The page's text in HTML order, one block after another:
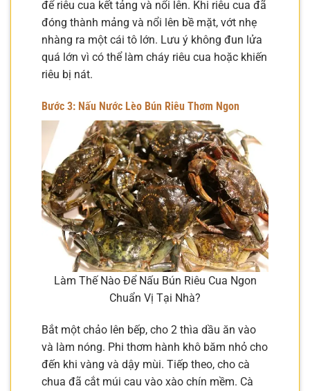
để riêu cua kết tảng và nổi lên. Khi riêu cua đã
đóng thành mảng và nổi lên bề mặt, vớt nhẹ
nhàng ra một cái tô lớn. Lưu ý không đun lửa
quá lớn vì có thể làm cháy riêu cua hoặc khiến
riêu bị nát.
Bước 3: Nấu Nước Lèo Bún Riêu Thơm Ngon
Làm Thế Nào Để Nấu Bún Riêu Cua Ngon
Chuẩn Vị Tại Nhà?
Bắt một chảo lên bếp, cho 2 thìa dầu ăn vào
và làm nóng. Phi thơm hành khô băm nhỏ cho
đến khi vàng và dậy mùi. Tiếp theo, cho cà
chua đã cắt múi cau vào xào chín mềm. Cà